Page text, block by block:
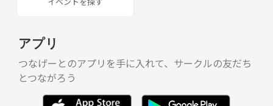
アプリ
つなげーとのアプリを手に入れて、サークルの友だち
とつながろう